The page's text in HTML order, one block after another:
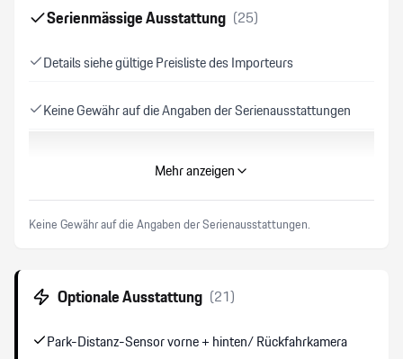
Serienmässige Ausstattung (25)
Details siehe gültige Preisliste des Importeurs
Keine Gewähr auf die Angaben der Serienausstattungen
Bi-Xenon-Scheinwerfer
Park-Distanz-Sensor vorne + hinten
Start + Stopp Funktion
Mehr anzeigen
Keine Gewähr auf die Angaben der Serienausstattungen.
Optionale Ausstattung (21)
Park-Distanz-Sensor vorne + hinten/ Rückfahrkamera